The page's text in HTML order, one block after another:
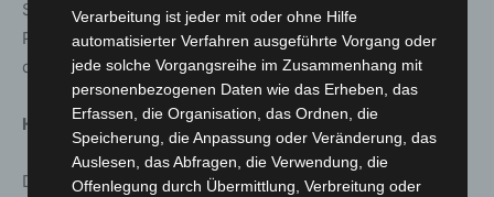
Sondervermögen des Landes zur Bekämpfung der
Pandemie. Der Bund hat seinerzeit zugesagt, 50 Prozent
der Kosten des Landes zu erstatten.
Hintergrund Impfhotline und Impfportal:
Die Impfhotline und das Impfportal wurden vom
Verarbeitung ist jeder mit oder ohne Hilfe
automatisierter Verfahren ausgeführte Vorgang oder
jede solche Vorgangsreihe im Zusammenhang mit
personenbezogenen Daten wie das Erheben, das
Erfassen, die Organisation, das Ordnen, die
Speicherung, die Anpassung oder Veränderung, das
Auslesen, das Abfragen, die Verwendung, die
Offenlegung durch Übermittlung, Verbreitung oder